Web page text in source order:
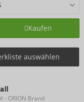
Kaufen
auswählen
- ORION Brand